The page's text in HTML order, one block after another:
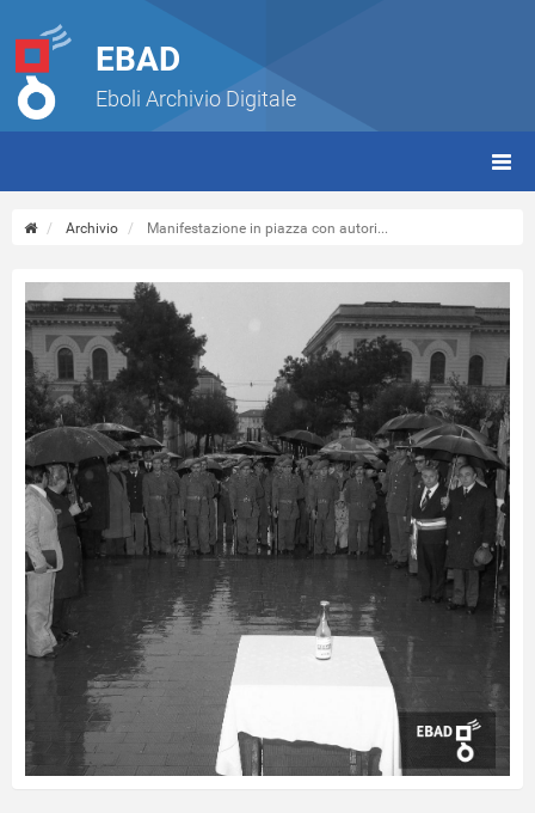
EBAD
Eboli Archivio Digitale
Archivio Manifestazione in piazza con autori...